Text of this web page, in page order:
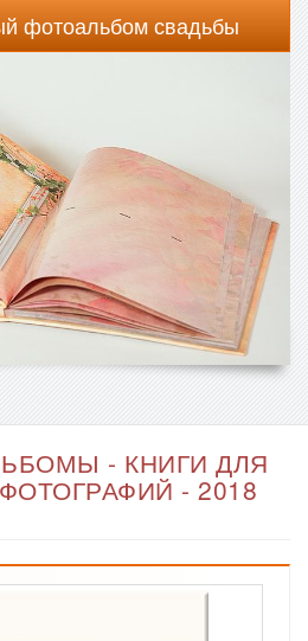
фотоальбом свадьбы
- КНИГИ ДЛЯ
- 2018